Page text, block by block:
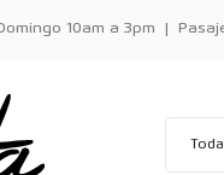
10am a 3pm |